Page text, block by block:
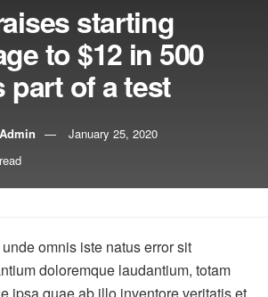
starting
to $12 in 500
part of a test
January 25, 2020
omnis iste natus error sit
doloremque laudantium, totam